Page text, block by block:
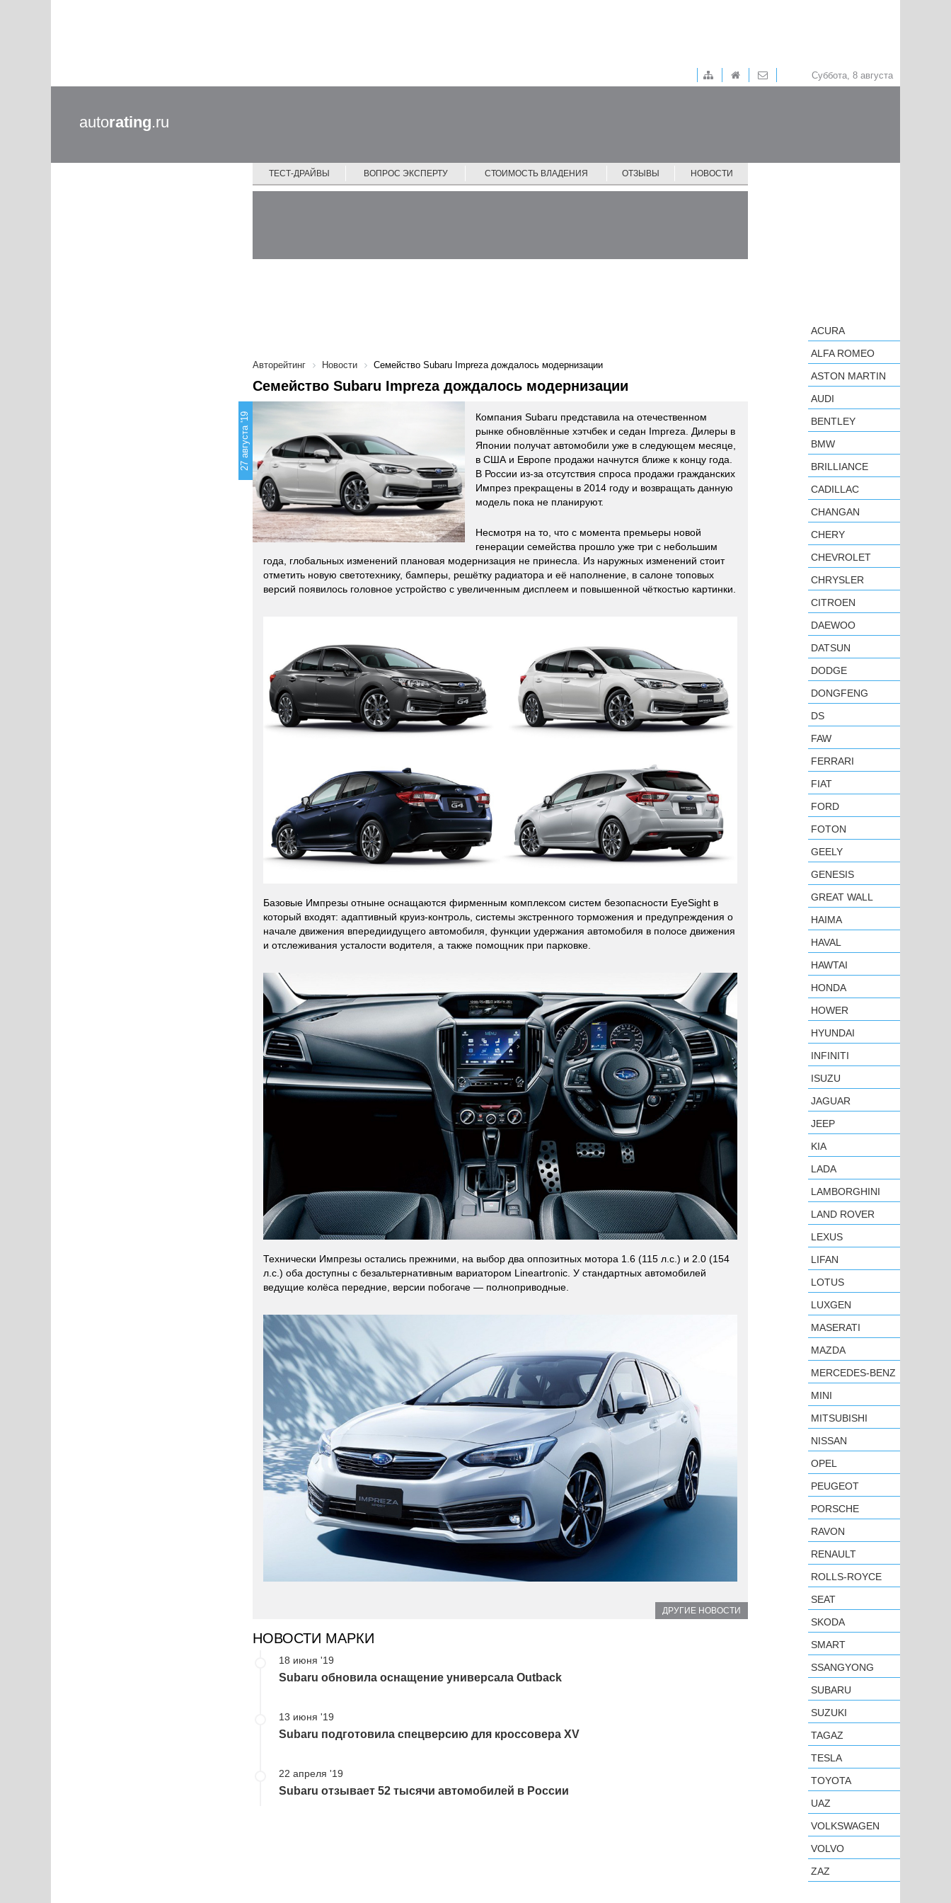
Суббота, 8 августа
autorating.ru
ТЕСТ-ДРАЙВЫ ВОПРОС ЭКСПЕРТУ СТОИМОСТЬ ВЛАДЕНИЯ ОТЗЫВЫ НОВОСТИ
Авторейтинг Новости Семейство Subaru Impreza дождалось модернизации
Семейство Subaru Impreza дождалось модернизации
27 августа '19
Компания Subaru представила на отечественном
рынке обновлённые хэтчбек и седан Impreza. Дилеры в
Японии получат автомобили уже в следующем месяце,
в США и Европе продажи начнутся ближе к концу года.
В России из-за отсутствия спроса продажи гражданских
Импрез прекращены в 2014 году и возвращать данную
модель пока не планируют.
Несмотря на то, что с момента премьеры новой
генерации семейства прошло уже три с небольшим
года, глобальных изменений плановая модернизация не принесла. Из наружных изменений стоит
отметить новую светотехнику, бамперы, решётку радиатора и её наполнение, в салоне топовых
версий появилось головное устройство с увеличенным дисплеем и повышенной чёткостью картинки.
Базовые Импрезы отныне оснащаются фирменным комплексом систем безопасности EyeSight в
который входят: адаптивный круиз-контроль, системы экстренного торможения и предупреждения о
начале движения впередиидущего автомобиля, функции удержания автомобиля в полосе движения
и отслеживания усталости водителя, а также помощник при парковке.
Технически Импрезы остались прежними, на выбор два оппозитных мотора 1.6 (115 л.с.) и 2.0 (154
л.с.) оба доступны с безальтернативным вариатором Lineartronic. У стандартных автомобилей
ведущие колёса передние, версии побогаче — полноприводные.
ДРУГИЕ НОВОСТИ
НОВОСТИ МАРКИ
18 июня '19
Subaru обновила оснащение универсала Outback
13 июня '19
Subaru подготовила спецверсию для кроссовера XV
22 апреля '19
Subaru отзывает 52 тысячи автомобилей в России
ACURA
ALFA ROMEO
ASTON MARTIN
AUDI
BENTLEY
BMW
BRILLIANCE
CADILLAC
CHANGAN
CHERY
CHEVROLET
CHRYSLER
CITROEN
DAEWOO
DATSUN
DODGE
DONGFENG
DS
FAW
FERRARI
FIAT
FORD
FOTON
GEELY
GENESIS
GREAT WALL
HAIMA
HAVAL
HAWTAI
HONDA
HOWER
HYUNDAI
INFINITI
ISUZU
JAGUAR
JEEP
KIA
LADA
LAMBORGHINI
LAND ROVER
LEXUS
LIFAN
LOTUS
LUXGEN
MASERATI
MAZDA
MERCEDES-BENZ
MINI
MITSUBISHI
NISSAN
OPEL
PEUGEOT
PORSCHE
RAVON
RENAULT
ROLLS-ROYCE
SEAT
SKODA
SMART
SSANGYONG
SUBARU
SUZUKI
TAGAZ
TESLA
TOYOTA
UAZ
VOLKSWAGEN
VOLVO
ZAZ